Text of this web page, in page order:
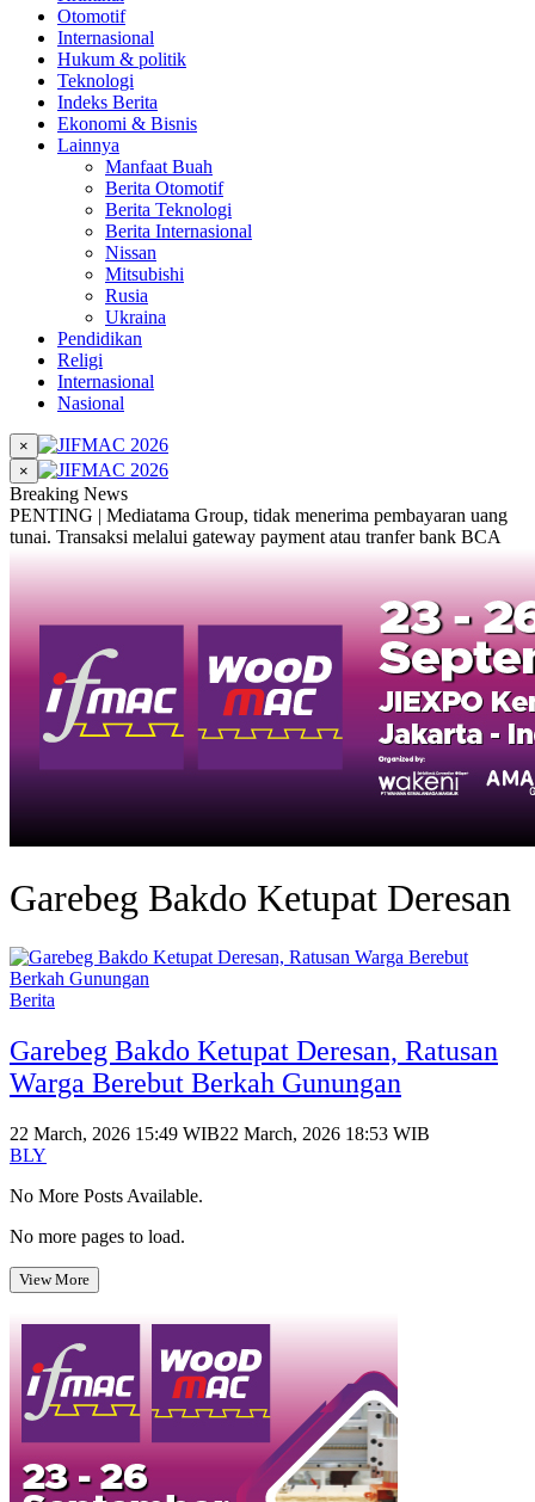
Otomotif
Internasional
Hukum & politik
Teknologi
Indeks Berita
Ekonomi & Bisnis
Lainnya
Manfaat Buah
Berita Otomotif
Berita Teknologi
Berita Internasional
Nissan
Mitsubishi
Rusia
Ukraina
Pendidikan
Religi
Internasional
Nasional
×
×
Breaking News
PENTING | Mediatama Group, tidak menerima pembayaran uang
tunai. Transaksi melalui gateway payment atau tranfer bank BCA
Garebeg Bakdo Ketupat Deresan
Berita
Garebeg Bakdo Ketupat Deresan, Ratusan
Warga Berebut Berkah Gunungan
22 March, 2026 15:49 WIB22 March, 2026 18:53 WIB
BLY
No More Posts Available.
No more pages to load.
View More